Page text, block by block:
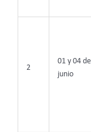
2
01 y 04 de
junio